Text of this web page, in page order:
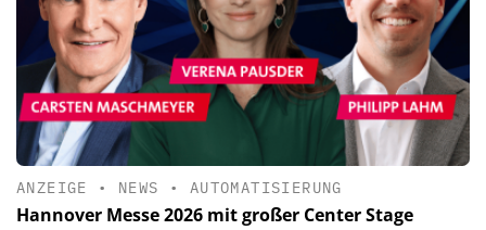
ANZEIGE • NEWS • AUTOMATISIERUNG
Hannover Messe 2026 mit großer Center Stage